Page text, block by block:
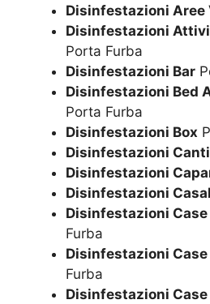
Disinfestazioni Aree
Disinfestazioni
Porta Furba
Disinfestazioni Bar
Disinfestazioni Bed
Porta Furba
Disinfestazioni Box
Disinfestazioni
Disinfestazioni
Disinfestazioni
Disinfestazioni Case
Furba
Disinfestazioni
Furba
Disinfestazioni Case